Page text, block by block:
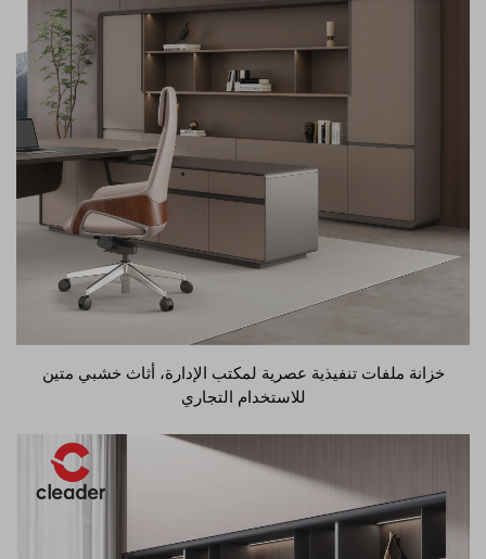
خزانة ملفات تنفيذية عصرية لمكتب الإدارة، أثاث خشبي متين
للاستخدام التجاري